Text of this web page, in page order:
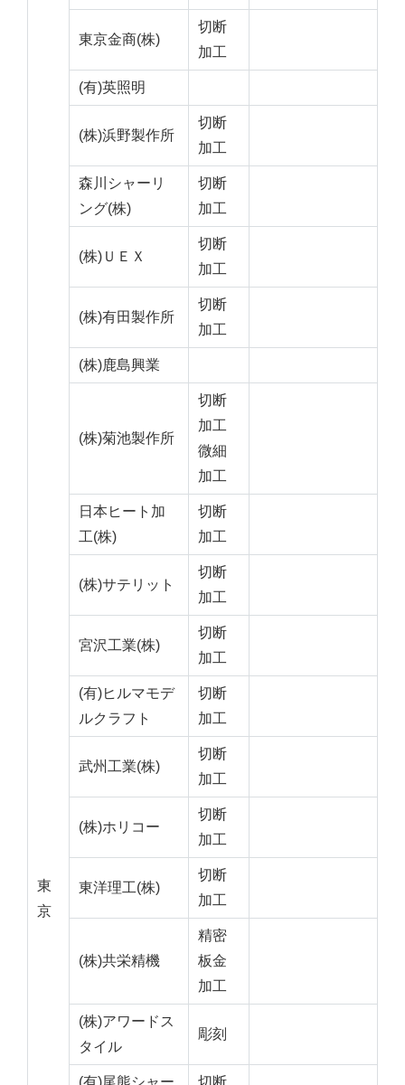
東
京
東京金商(株)
切断
加工
(有)英照明
(株)浜野製作所
切断
加工
森川シャーリ
ング(株)
切断
加工
(株)ＵＥＸ
切断
加工
(株)有田製作所
切断
加工
(株)鹿島興業
(株)菊池製作所
切断
加工
微細
加工
日本ヒート加
工(株)
切断
加工
(株)サテリット
切断
加工
宮沢工業(株)
切断
加工
(有)ヒルマモデ
ルクラフト
切断
加工
武州工業(株)
切断
加工
(株)ホリコー
切断
加工
東洋理工(株)
切断
加工
(株)共栄精機
精密
板金
加工
(株)アワードス
タイル
彫刻
(有)尾熊シャー 切断